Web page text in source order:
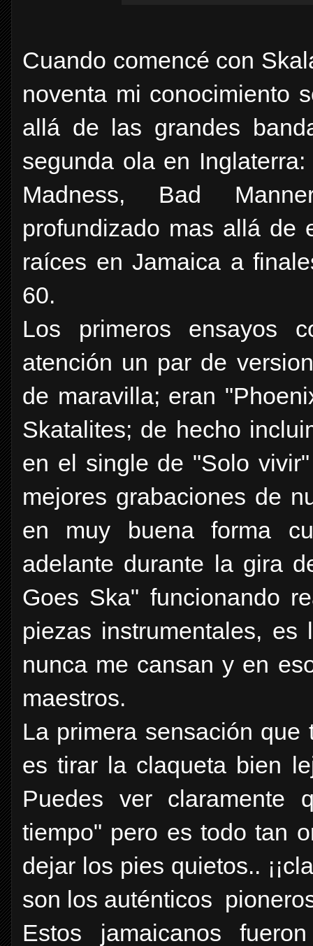
Cuando comencé con
noventa mi conocimiento
allá de las grandes
segunda ola en
Madness, Bad
profundizado mas allá de
raíces en Jamaica a
60.
Los primeros ensayos
atención un par de
de maravilla; eran
Skatalites; de hecho
en el single de "Solo
mejores grabaciones de
en muy buena forma
adelante durante la gira
Goes Ska" funcionando
piezas instrumentales,
nunca me cansan y en
maestros.
La primera sensación
es tirar la claqueta bien
Puedes ver claramente
tiempo" pero es todo tan
dejar los pies quietos..
son los auténticos
Estos jamaicanos